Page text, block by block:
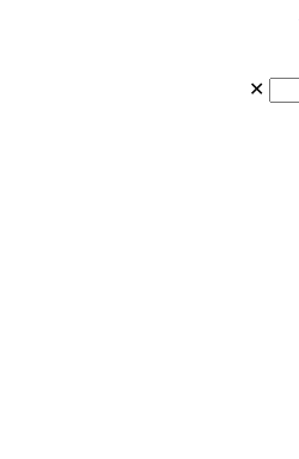
✕